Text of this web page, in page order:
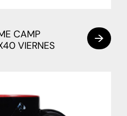
CAMP
VIERNES